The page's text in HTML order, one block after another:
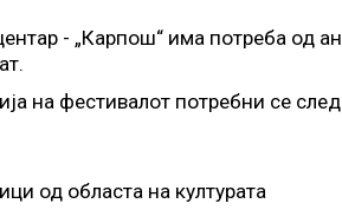
- „Карпош“ има потреба од
на фестивалот потребни се
од областа на културата